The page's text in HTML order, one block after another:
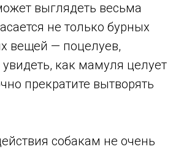
выглядеть весьма
не только бурных
вещей — поцелуев,
как мамуля целует
прекратите вытворять
собакам не очень